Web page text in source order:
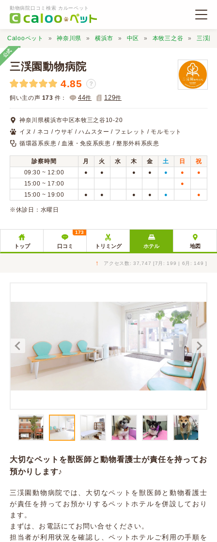
動物病院口コミ検索 カルーペット
動物病院検索
口コミ検索
Calooペットとは？
口コミ投稿
Calooペット 神奈川県 横浜市 中区 本牧三之谷 三渓園
公式
三渓園動物病院
4.85 ？
飼い主の声 173 件： 44件 129件
神奈川県横浜市中区本牧三之谷10-20
イヌ / ネコ / ウサギ / ハムスター / フェレット / モルモット
循環器系疾患 / 血液・免疫系疾患 / 整形外科系疾患
診察時間 月 火 水 木 金 土 日
祝
09:30 ~ 12:00
● ● ● ● ● ● ●
15:00 ~ 17:00 ●
15:00 ~ 19:00 ● ● ● ● ● ●
※休診日：水曜日
トップ 口コミ
173
トリミング ホテル 地図
↑ アクセス数: 37,747 [7月: 199 | 6月: 149 ]
大切なペットを獣医師と動物看護士が責任を持ってお
預かりします♪
三渓園動物病院では、大切なペットを獣医師と動物看護士
が責任を持ってお預かりするペットホテルを併設しており
ます。
まずは、お電話にてお問い合せください。
担当者が利用状況を確認し、ペットホテルご利用の手順を